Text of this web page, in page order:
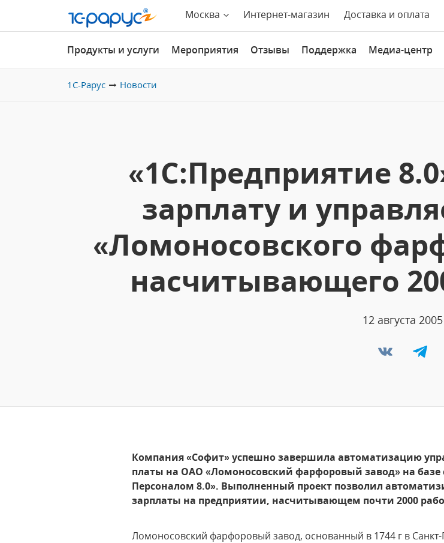
Москва Интернет-магазин Доставка и оплата
Продукты и услуги Мероприятия Отзывы Поддержка Медиа-центр
1С-Рарус Новости
«1С:Предприятие
зарплату и
«Ломоносовского
насчитывающего
12 августа 2005
Компания «Софит» успешно завершила автоматизацию
платы на ОАО «Ломоносовский фарфоровый завод» на базе
Персоналом 8.0». Выполненный проект позволил
зарплаты на предприятии, насчитывающем почти 2000
Ломоносовский фарфоровый завод, основанный в 1744 г в